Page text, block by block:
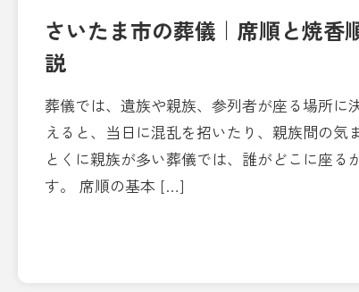
さいたま市の葬儀｜席順と焼香
説
葬儀では、遺族や親族、参列者が座る場所に
えると、当日に混乱を招いたり、親族間の気
とくに親族が多い葬儀では、誰がどこに座る
す。 席順の基本 […]